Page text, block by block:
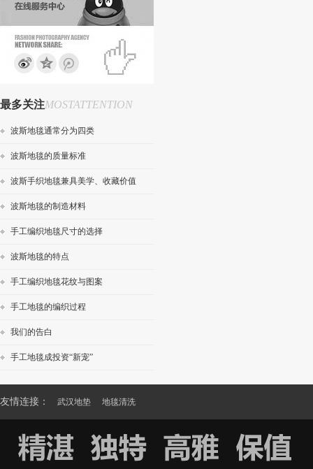
最多关注MOSTATTENTION
波斯地毯通常分为四类
波斯地毯的质量标准
波斯手织地毯兼具美学、收藏价值
波斯地毯的制造材料
手工编织地毯尺寸的选择
波斯地毯的特点
手工编织地毯花纹与图案
手工地毯的编织过程
我们的告白
手工地毯成投资“新宠”
友情连接： 武汉地垫 地毯清洗